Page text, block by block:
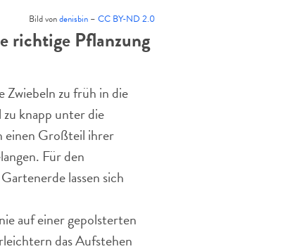
Bild vondenisbin– CC BY-ND 2.0
richtige Pflanzung
zu früh in die
knapp unter die
einen Großteil ihrer
Für den
lassen sich
auf einer gepolsterten
das Aufstehen